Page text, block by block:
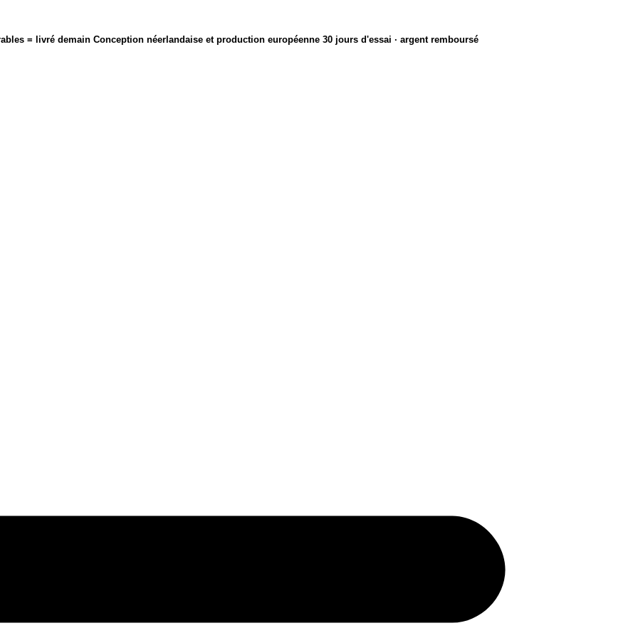
= livré demain Conception néerlandaise et production européenne 30 jours d'essai · argent remboursé